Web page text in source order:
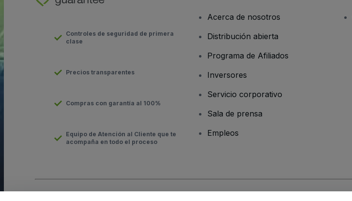
Controles de seguridad de primera
clase
Precios transparentes
Compras con garantía al 100%
Equipo de Atención al Cliente que te
acompaña en todo el proceso
Acerca de nosotros
Distribución abierta
Programa de Afiliados
Inversores
Servicio corporativo
Sala de prensa
Empleos